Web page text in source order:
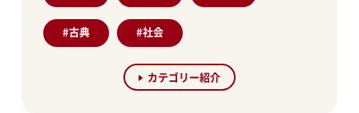
カテゴリー紹介
#古典 #社会